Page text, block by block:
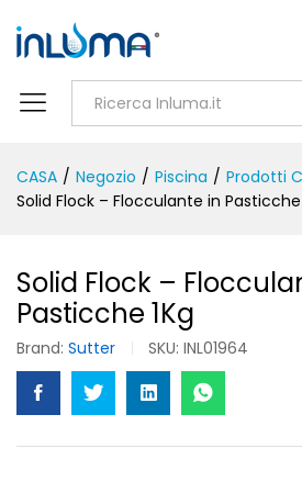
CASA / Negozio / Piscina / Prodotti
Solid Flock – Flocculante in Pasticche
Solid Flock –
Pasticche 1Kg
Brand: Sutter SKU: INL01964